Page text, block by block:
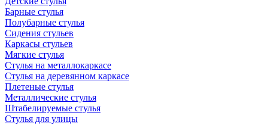
Барные стулья
Полубарные стулья
Сидения стульев
Каркасы стульев
Мягкие стулья
Стулья на металлокаркасе
Стулья на деревянном каркасе
Плетеные стулья
Металлические стулья
Штабелируемые стулья
Стулья для улицы